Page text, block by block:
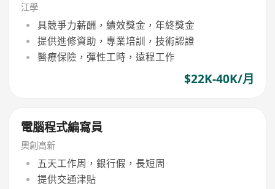
江學
具競爭力薪酬，績效獎金，年終獎金
提供進修資助，專業培訓，技術認證
醫療保險，彈性工時，遠程工作
$22K-40K/月
電腦程式編寫員
奧創高新
五天工作周，銀行假，長短周
提供交通津貼